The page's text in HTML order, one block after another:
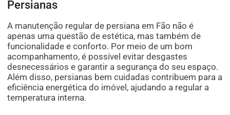
Persianas
A manutenção regular de persiana em Fão não é
apenas uma questão de estética, mas também de
funcionalidade e conforto. Por meio de um bom
acompanhamento, é possível evitar desgastes
desnecessários e garantir a segurança do seu espaço.
Além disso, persianas bem cuidadas contribuem para a
eficiência energética do imóvel, ajudando a regular a
temperatura interna.